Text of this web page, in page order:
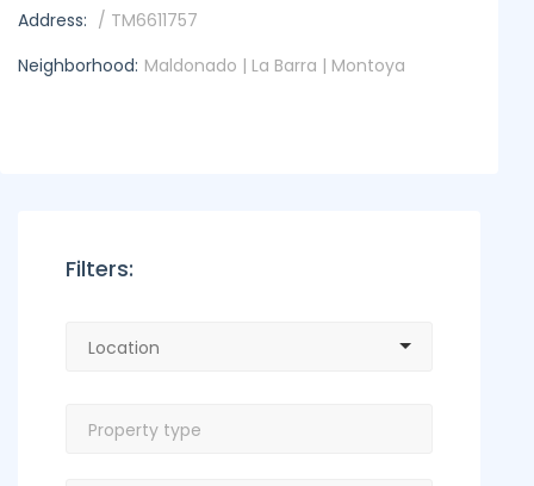
Address: / TM6611757
Neighborhood: Maldonado | La Barra | Montoya
Filters: